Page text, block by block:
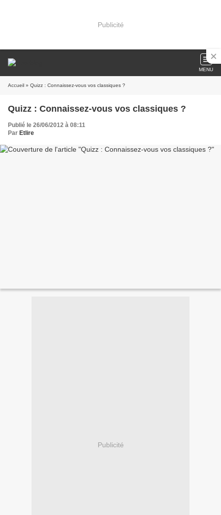
Publicité
MENU
Accueil » Quizz : Connaissez-vous vos classiques ?
Quizz : Connaissez-vous vos classiques ?
Publié le 26/06/2012 à 08:11
Par Etlire
Publicité